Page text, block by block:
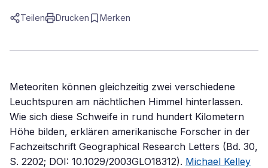
Teilen Drucken Merken
Meteoriten können gleichzeitig zwei verschiedene
Leuchtspuren am nächtlichen Himmel hinterlassen.
Wie sich diese Schweife in rund hundert Kilometern
Höhe bilden, erklären amerikanische Forscher in der
Fachzeitschrift Geographical Research Letters (Bd. 30,
S. 2202; DOI: 10.1029/2003GLO18312). Michael Kelley